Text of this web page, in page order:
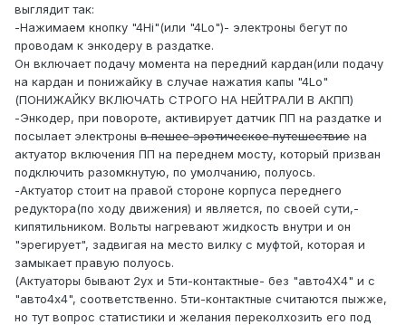
выглядит так:
-Нажимаем кнопку "4Hi"(или "4Lo")- электроны бегут по
проводам к энкодеру в раздатке.
Он включает подачу момента на передний кардан(или подачу
на кардан и понижайку в случае нажатия капы "4Lo"
(ПОНИЖАЙКУ ВКЛЮЧАТЬ СТРОГО НА НЕЙТРАЛИ В АКПП)
-Энкодер, при повороте, активирует датчик ПП на раздатке и
посылает электроны в пешее эротическое путешествие на
актуатор включения ПП на переднем мосту, который призван
подключить разомкнутую, по умолчанию, полуось.
-Актуатор стоит на правой стороне корпуса переднего
редуктора(по ходу движения) и является, по своей сути,-
кипятильником. Вольты нагревают жидкость внутри и он
"эрегирует", задвигая на место вилку с муфтой, которая и
замыкает правую полуось.
(Актуаторы бывают 2ух и 5ти-контактные- без "авто4Х4" и с
"авто4х4", соответственно. 5ти-контактные считаются пыжже,
но тут вопрос статистики и желания переколхозить его под